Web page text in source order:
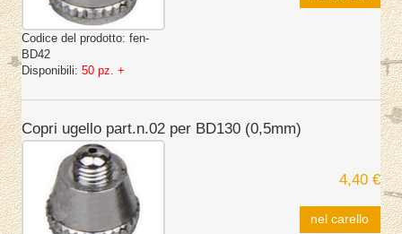
Codice del prodotto: fen-
BD42
Disponibili: 50 pz. +
Copri ugello part.n.02 per BD130 (0,5mm)
4,40 €
nel carello